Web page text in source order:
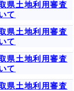
県土地利用審査
て
県土地利用審査
て
県土地利用審査
て
県土地利用審査